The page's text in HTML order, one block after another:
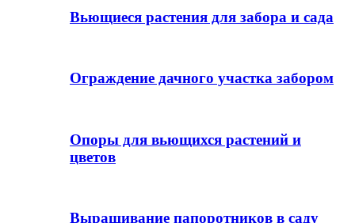
Вьющиеся растения для забора и сада
Ограждение дачного участка забором
Опоры для вьющихся растений и
цветов
Выращивание папоротников в саду